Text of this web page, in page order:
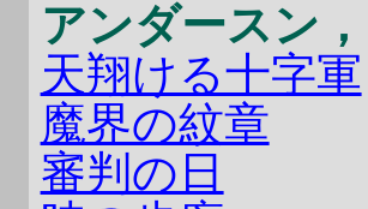
アンダースン
天翔ける十字軍
魔界の紋章
審判の日